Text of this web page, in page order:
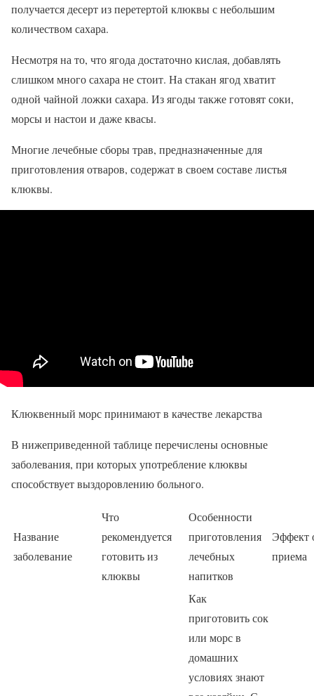
получается десерт из перетертой клюквы с небольшим
количеством сахара.
Несмотря на то, что ягода достаточно кислая, добавлять
слишком много сахара не стоит. На стакан ягод хватит
одной чайной ложки сахара. Из ягоды также готовят соки,
морсы и настои и даже квасы.
Многие лечебные сборы трав, предназначенные для
приготовления отваров, содержат в своем составе листья
клюквы.
Клюквенный морс принимают в качестве лекарства
В нижеприведенной таблице перечислены основные
заболевания, при которых употребление клюквы
способствует выздоровлению больного.
Название
заболевание
Что
рекомендуется
готовить из
клюквы
Особенности
приготовления
лечебных
напитков
Эффект
приема
Как
приготовить сок
или морс в
домашних
условиях знают